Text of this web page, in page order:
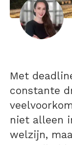
Met
constante
niet alleen
welzijn,